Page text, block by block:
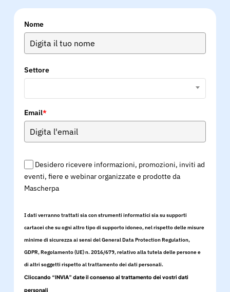
Nome
Settore
Email*
Desidero ricevere informazioni, promozioni, inviti ad
eventi, fiere e webinar organizzate e prodotte da
Mascherpa
I dati verranno trattati sia con strumenti informatici sia su supporti
cartacei che su ogni altro tipo di supporto idoneo, nel rispetto delle misure
minime di sicurezza ai sensi del General Data Protection Regulation,
GDPR, Regolamento (UE) n. 2016/679, relativo alla tutela delle persone e
di altri soggetti rispetto al trattamento dei dati personali.
Cliccando “INVIA” date il consenso al trattamento dei vostri dati
personali